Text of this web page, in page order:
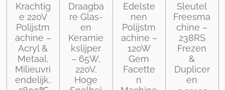
Krachtig
e 220V
Polijstm
achine –
Acryl &
Metaal,
Milieuvri
endelijk,
Draagba
re Glas-
en
Keramie
kslijper
– 65W,
220V,
Hoge
Edelste
nen
Polijstm
achine –
120W
Gem
Facette
n
Sleutel
Freesma
chine –
238RS
Frezen
&
Duplicer
en